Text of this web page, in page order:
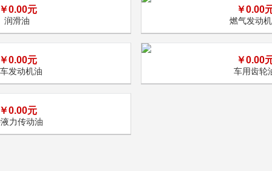
润滑油
0.00元
燃气发动
￥0.00
发动机油
0.00元
车用齿轮
￥0.00
力传动油
0.00元